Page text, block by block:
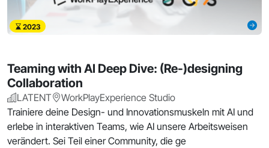
2023
Teaming with AI Deep Dive: (Re-)designing
Collaboration
LATENT
WorkPlayExperience Studio
Trainiere deine Design- und Innovationsmuskeln mit AI und
erlebe in interaktiven Teams, wie AI unsere Arbeitsweisen
verändert. Sei Teil einer Community, die ge